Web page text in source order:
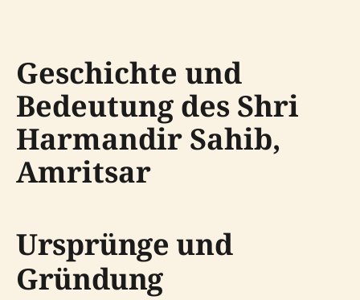
Geschichte und
Bedeutung des Shri
Harmandir Sahib,
Amritsar
Ursprünge und
Gründung